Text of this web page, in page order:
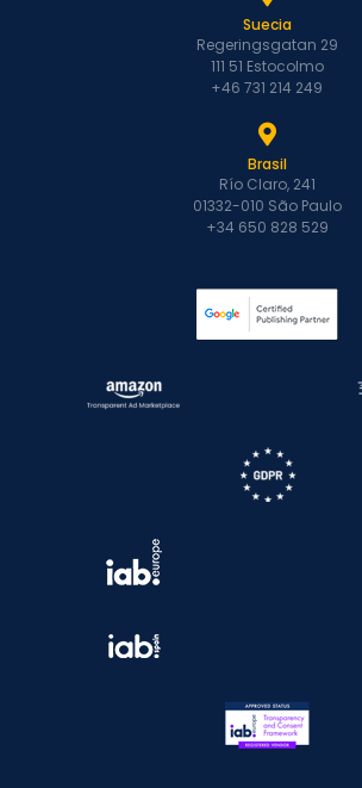
Suecia
Regeringsgatan 29
111 51 Estocolmo
+46 731 214 249
Brasil
Río Claro, 241
01332-010 São Paulo
+34 650 828 529